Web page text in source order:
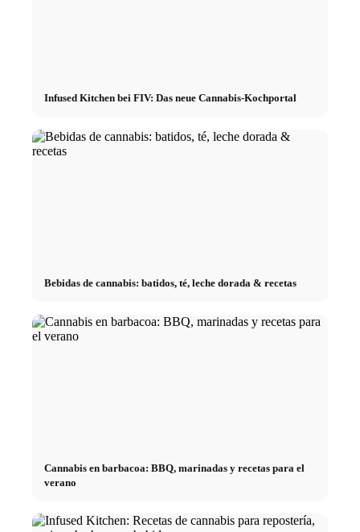
Infused Kitchen bei FIV: Das neue Cannabis-Kochportal
Bebidas de cannabis: batidos, té, leche dorada & recetas
Cannabis en barbacoa: BBQ, marinadas y recetas para el
verano